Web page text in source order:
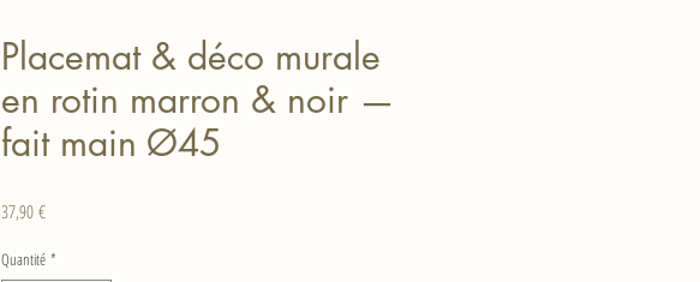
Placemat & déco murale
en rotin marron & noir —
fait main Ø45
37,90 €Prix
Quantité *